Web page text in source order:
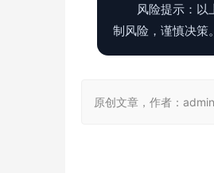
风险提示：以
制风险，谨慎决策。
原创文章，作者：